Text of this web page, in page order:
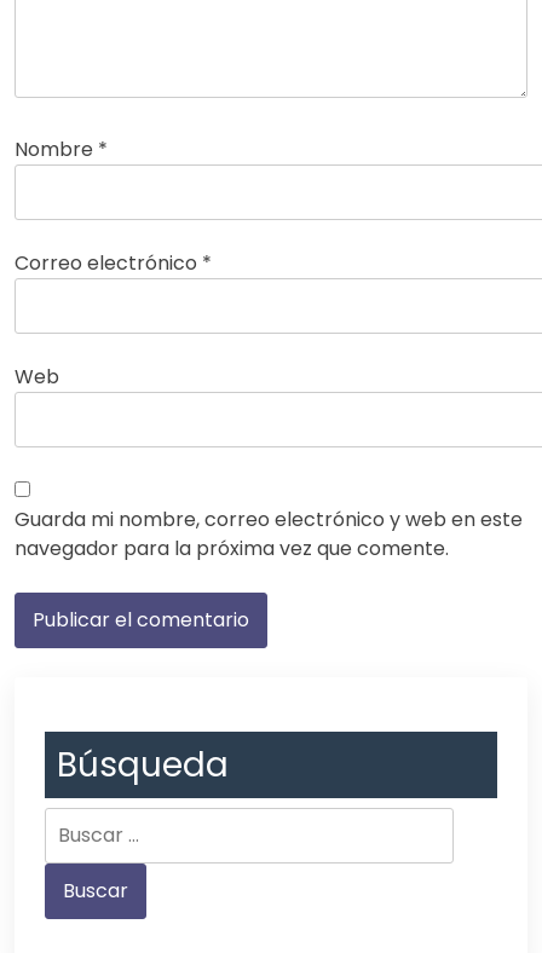
Nombre *
Correo electrónico *
Web
Guarda mi nombre, correo electrónico y web en este
navegador para la próxima vez que comente.
Búsqueda